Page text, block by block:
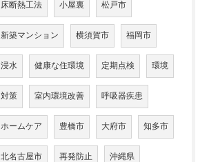
床断熱工法 小屋裏 松戸市
新築マンション 横須賀市 福岡市
浸水 健康な住環境 定期点検 環境
対策 室内環境改善 呼吸器疾患
ホームケア 豊橋市 大府市 知多市
北名古屋市 再発防止 沖縄県